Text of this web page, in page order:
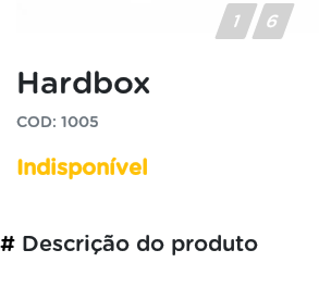
Hardbox
COD: 1005
Indisponível
# Descrição do produto